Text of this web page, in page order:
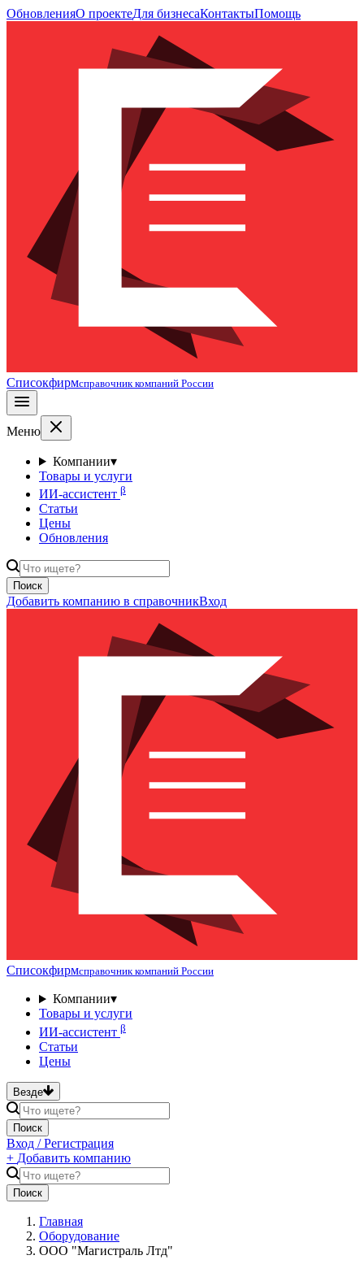
ОбновленияО проектеДля бизнесаКонтактыПомощь
Списокфирмсправочник компаний России
Меню
Компании▾
Товары и услуги
ИИ-ассистент β
Статьи
Цены
Обновления
Поиск
Добавить компанию в справочникВход
Списокфирмсправочник компаний России
Компании▾
Товары и услуги
ИИ-ассистент β
Статьи
Цены
Везде
Поиск
Вход / Регистрация
+ Добавить компанию
Поиск
Главная
Оборудование
ООО "Магистраль Лтд"